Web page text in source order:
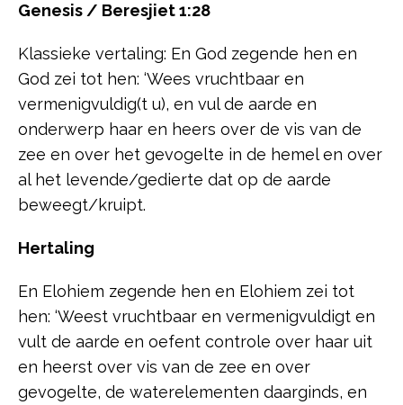
Genesis / Beresjiet 1:28
Klassieke vertaling: En God zegende hen en
God zei tot hen: ‘Wees vruchtbaar en
vermenigvuldig(t u), en vul de aarde en
onderwerp haar en heers over de vis van de
zee en over het gevogelte in de hemel en over
al het levende/gedierte dat op de aarde
beweegt/kruipt.
Hertaling
En Elohiem zegende hen en Elohiem zei tot
hen: ‘Weest vruchtbaar en vermenigvuldigt en
vult de aarde en oefent controle over haar uit
en heerst over vis van de zee en over
gevogelte, de waterelementen daarginds, en